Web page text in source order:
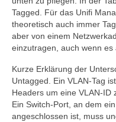
Tagged. Für das Unifi
theoretisch auch immer
aber von einem
einzutragen, auch wenn es
Kurze Erklärung der
Untagged. Ein VLAN-Tag
Headers um eine VLAN-ID
Ein Switch-Port, an dem
angeschlossen ist, muss